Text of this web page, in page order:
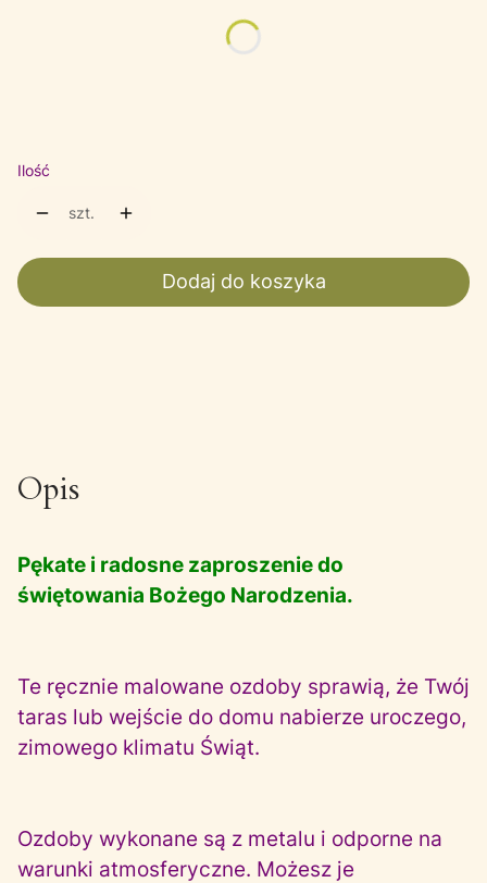
Ilość
szt.
Dodaj do koszyka
Opis
Pękate i radosne zaproszenie do
świętowania Bożego Narodzenia.
Te ręcznie malowane ozdoby sprawią, że Twój
taras lub wejście do domu nabierze uroczego,
zimowego klimatu Świąt.
Ozdoby wykonane są z metalu i odporne na
warunki atmosferyczne. Możesz je